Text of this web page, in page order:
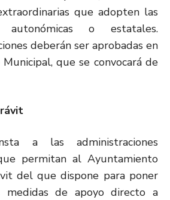
que adopten las
autonómicas o estatales.
deberán ser aprobadas en
que se convocará de
a las administraciones
permitan al Ayuntamiento
del que dispone para poner
medidas de apoyo directo a